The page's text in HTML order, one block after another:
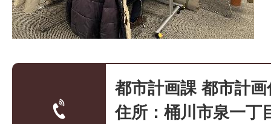
都市計画課 都市計画
住所：桶川市泉一丁